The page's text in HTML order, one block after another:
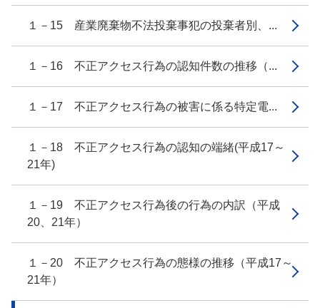
１－15 産業廃棄物不法投棄事犯の投棄者別、...
１－16 不正アクセス行為の認知件数の推移（...
１－17 不正アクセス行為の被害に係る特定電...
１－18 不正アクセス行為の認知の端緒(平成17～
21年)
１－19 不正アクセス行為後の行為の内訳（平成
20、21年）
１－20 不正アクセス行為の態様の推移（平成17～
21年）